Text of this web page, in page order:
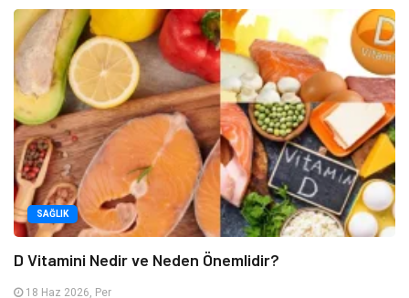
SAĞLIK
D Vitamini Nedir ve Neden Önemlidir?
18 Haz 2026, Per